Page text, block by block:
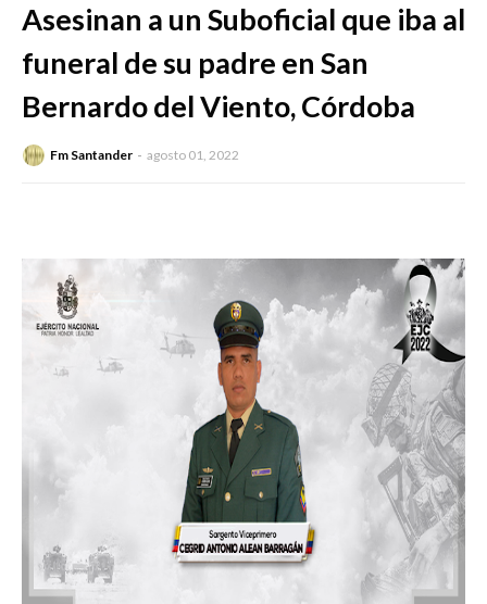
Asesinan a un Suboficial que iba al
funeral de su padre en San
Bernardo del Viento, Córdoba
Fm Santander agosto 01, 2022